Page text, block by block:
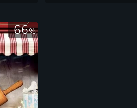
66%